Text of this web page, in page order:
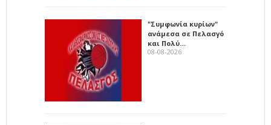
"Συμφωνία κυρίων"
ανάμεσα σε Πελασγό
και Πολύ…
08-08-2026